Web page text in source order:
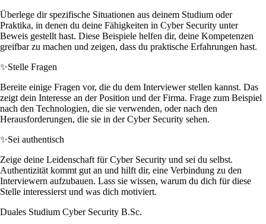
Überlege dir spezifische Situationen aus deinem Studium oder
Praktika, in denen du deine Fähigkeiten in Cyber Security unter
Beweis gestellt hast. Diese Beispiele helfen dir, deine Kompetenzen
greifbar zu machen und zeigen, dass du praktische Erfahrungen hast.
✨Stelle Fragen
Bereite einige Fragen vor, die du dem Interviewer stellen kannst. Das
zeigt dein Interesse an der Position und der Firma. Frage zum Beispiel
nach den Technologien, die sie verwenden, oder nach den
Herausforderungen, die sie in der Cyber Security sehen.
✨Sei authentisch
Zeige deine Leidenschaft für Cyber Security und sei du selbst.
Authentizität kommt gut an und hilft dir, eine Verbindung zu den
Interviewern aufzubauen. Lass sie wissen, warum du dich für diese
Stelle interessierst und was dich motiviert.
Duales Studium Cyber Security B.Sc.